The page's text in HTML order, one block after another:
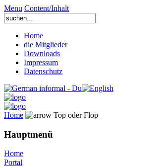
Menu Content/Inhalt
Home
die Mitglieder
Downloads
Impressum
Datenschutz
Home Top oder Flop
Hauptmenü
Home
Portal